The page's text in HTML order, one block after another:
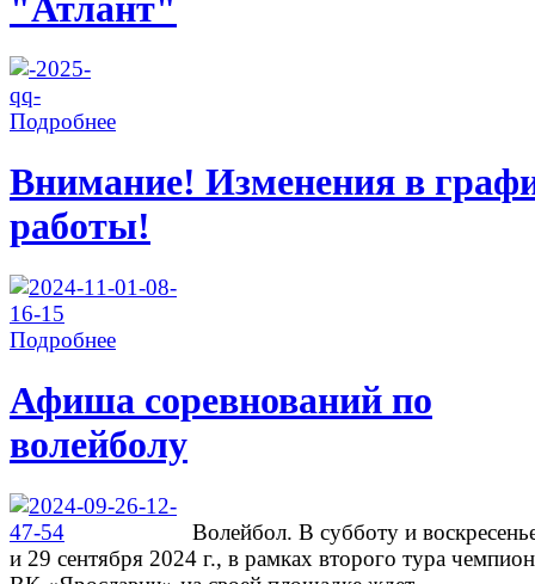
Подробнее
Внимание! Изменения в
работы!
Подробнее
Афиша соревнований по
волейболу
Волейбол. В субботу и
и 29 сентября 2024 г., в рамках второго тура